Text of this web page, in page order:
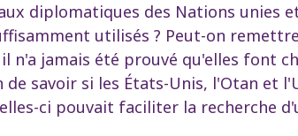
diplomatiques des Nations
utilisés ? Peut-on
n'a jamais été prouvé qu'elles font
de savoir si les États-Unis, l'Otan et
ci pouvait faciliter la recherche